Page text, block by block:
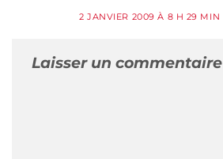
2 JANVIER 2009 À 8 H 29 MIN
Laisser un commentaire